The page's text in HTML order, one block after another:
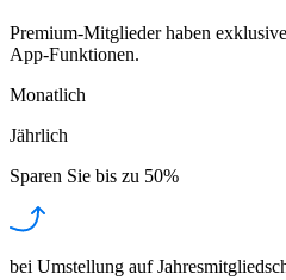
Premium-Mitglieder haben
App-Funktionen.
Monatlich
Jährlich
Sparen Sie bis zu 50%
bei Umstellung auf